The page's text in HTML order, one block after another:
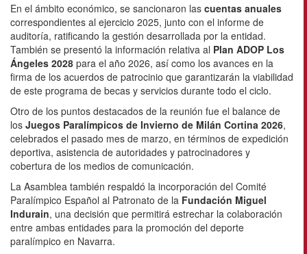
En el ámbito económico, se sancionaron las cuentas anuales
correspondientes al ejercicio 2025, junto con el informe de
auditoría, ratificando la gestión desarrollada por la entidad.
También se presentó la información relativa al Plan ADOP Los
Ángeles 2028 para el año 2026, así como los avances en la
firma de los acuerdos de patrocinio que garantizarán la viabilidad
de este programa de becas y servicios durante todo el ciclo.
Otro de los puntos destacados de la reunión fue el balance de
los Juegos Paralímpicos de Invierno de Milán Cortina 2026,
celebrados el pasado mes de marzo, en términos de expedición
deportiva, asistencia de autoridades y patrocinadores y
cobertura de los medios de comunicación.
La Asamblea también respaldó la incorporación del Comité
Paralímpico Español al Patronato de la Fundación Miguel
Indurain, una decisión que permitirá estrechar la colaboración
entre ambas entidades para la promoción del deporte
paralímpico en Navarra.